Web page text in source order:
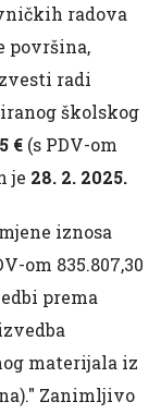
radova
površina,
radi
školskog
€ (s PDV-om
je 28. 2. 2025.
iznosa
om 835.807,30
prema
materijala iz
Zanimljivo